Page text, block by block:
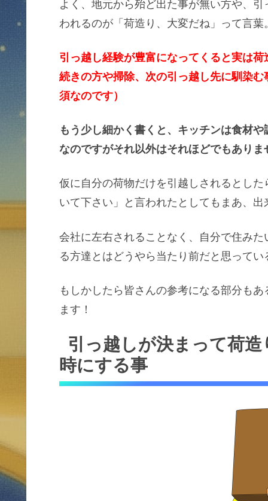
よく、地元から殆ど出た事が無い方や、
われるのが「荷造り、大変だね」って言葉
引っ越し経験が豊富になってくると実は
続きの方や掃除、次の引っ越し先に馴染
須なのです）
もう少し細かく書くと、キッチンは食材
なのですがそれ以外はそれほどでもありま
仮に自分の荷物だけを引越しされるとし
いて下さい」と言われたとしてもまあ、
会社に左右されることなく、自分で住み
る方達とはどうやら当たり前だと思って
もしかしたら皆さんの参考になる部分も
ます！
引っ越しが決まって荷
時にする事